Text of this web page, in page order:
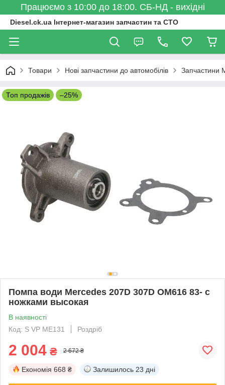
Працюємо з 10:00 до 18:00. СБ-НД - вихідні
Diesel.ck.ua Інтернет-магазин запчастин та СТО
Товари Нові запчастини до автомобілів Запчастини
Топ продажів –25%
Помпа води Mercedes 207D 307D OM616 83- с
ножками высокая
В наявності
Код: S VP ME131
Роздріб
2 004 ₴ 2 672 ₴
Економія 668 ₴ Залишилось 23 дні